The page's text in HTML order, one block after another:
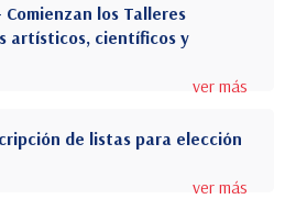
los Talleres
artísticos, científicos y
ver más
de listas para elección
ver más